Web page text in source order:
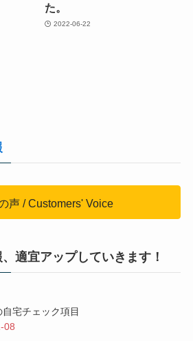
た。
2022-06-22
声 / Customers' Voice
適宜アップしていきます！
宅チェック項目
08